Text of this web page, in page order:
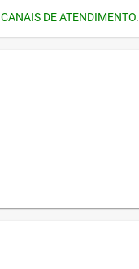
CANAIS DE ATENDIMENTO.